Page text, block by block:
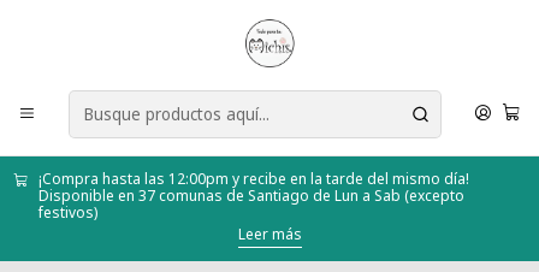
¡Compra hasta las 12:00pm y recibe en la tarde del mismo día!
Disponible en 37 comunas de Santiago de Lun a Sab (excepto
festivos)
Leer más